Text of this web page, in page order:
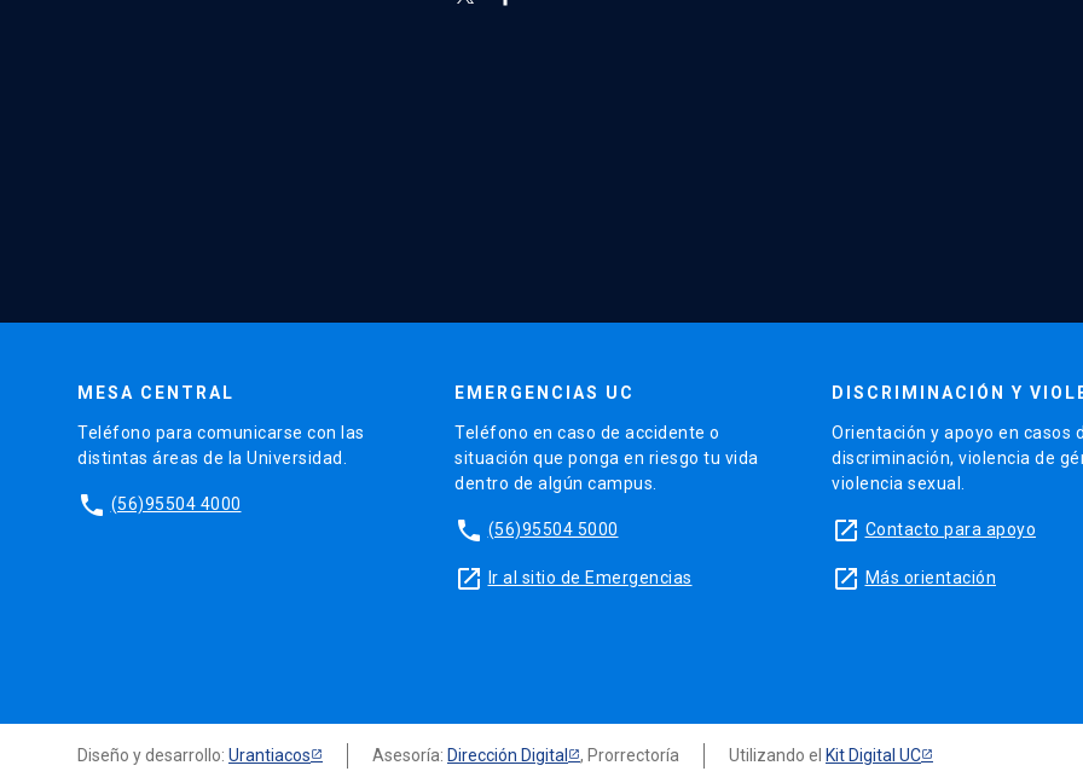
MESA CENTRAL
Teléfono para comunicarse con las
distintas áreas de la Universidad.
phone (56)95504 4000
EMERGENCIAS UC
Teléfono en caso de accidente o
situación que ponga en riesgo tu vida
dentro de algún campus.
phone (56)95504 5000
launch Ir al sitio de Emergencias
DISCRIMINACIÓN Y
Orientación y apoyo en casos
discriminación, violencia de
violencia sexual.
launch Contacto para apoyo
launch Más orientación
Diseño y desarrollo: Urantiacos Asesoría: Dirección Digital , Prorrectoría Utilizando el Kit Digital UC